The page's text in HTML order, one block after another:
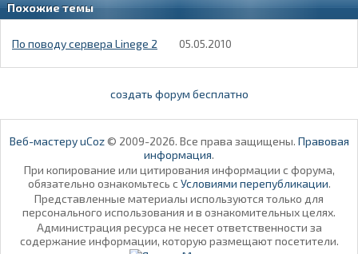
Похожие темы
По поводу сервера Linege 2 05.05.2010
создать форум бесплатно
Веб-мастеру uCoz© 2009-2026. Все права защищены. Правовая
информация.
При копирование или цитирования информации с форума,
обязательно ознакомьтесь с Условиями перепубликации.
Представленные материалы используются только для
персонального использования и в ознакомительных целях.
Администрация ресурса не несет ответственности за
содержание информации, которую размещают посетители.